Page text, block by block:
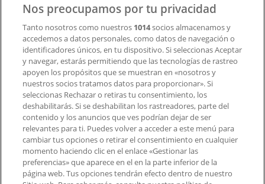
Contacto
Contacto comercial y de marketing
Tienda mal colocada en el mapa
Notificar un folleto
¿Encontraste un problema en la web o en la
aplicación?
Índices
Nos preocupamos por tu privacidad
Tanto nosotros como nuestros 1014socios almacenamos y
accedemos a datos personales, como datos de navegación o
identificadores únicos, en tu dispositivo. Si seleccionas Aceptar
y navegar, estarás permitiendo que las tecnologías de rastreo
apoyen los propósitos que se muestran en «nosotros y
nuestros socios tratamos datos para proporcionar». Si
seleccionas Rechazar o retiras tu consentimiento, los
deshabilitarás. Si se deshabilitan los rastreadores, parte del
contenido y los anuncios que ves podrían dejar de ser
relevantes para ti. Puedes volver a acceder a este menú para
cambiar tus opciones o retirar el consentimiento en cualquier
momento haciendo clic en el enlace «Gestionar las
preferencias» que aparece en el en la parte inferior de la
página web. Tus opciones tendrán efecto dentro de nuestro